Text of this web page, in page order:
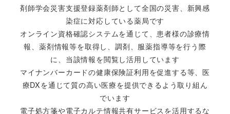
剤師学会災害支援登録薬剤師として全国の災害、新興感
染症に対応している薬局です
オンライン資格確認システムを通じて、患者様の診療情
報、薬剤情報等を取得し、調剤、服薬指導等を行う際
に、当該情報を閲覧し活用しています
マイナンバーカードの健康保険証利用を促進する等、医
療DXを通じて質の高い医療を提供できるよう取り組ん
でいます
電子処方箋や電子カルテ情報共有サービスを活用するな